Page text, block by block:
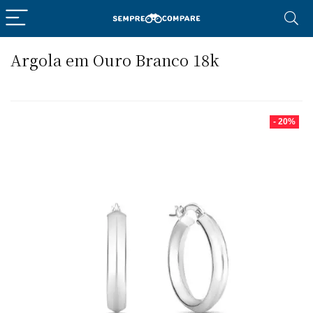
Argola em Ouro Branco 18k
- 20%